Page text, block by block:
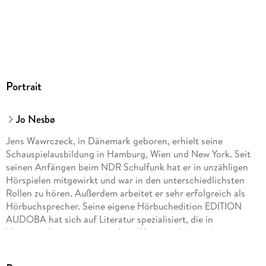
Portrait
Jo Nesbø
Jens Wawrczeck, in Dänemark geboren, erhielt seine
Schauspielausbildung in Hamburg, Wien und New York. Seit
seinen Anfängen beim NDR Schulfunk hat er in unzähligen
Hörspielen mitgewirkt und war in den unterschiedlichsten
Rollen zu hören. Außerdem arbeitet er sehr erfolgreich als
Hörbuchsprecher. Seine eigene Hörbuchedition EDITION
AUDOBA hat sich auf Literatur spezialisiert, die in
Vergessenheit geraten ist. Jens Wawrczeck ist zudem